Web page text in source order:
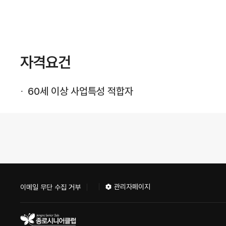
자격요건
60세 이상 사업특성 적합자
이메일 무단 수집 거부 관리자페이지